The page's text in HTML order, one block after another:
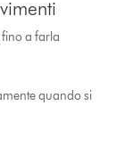
fino a farla
quando si